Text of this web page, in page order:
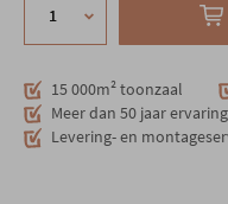
15 000m² toonzaal
Meer dan 50 jaar ervaring
Levering- en